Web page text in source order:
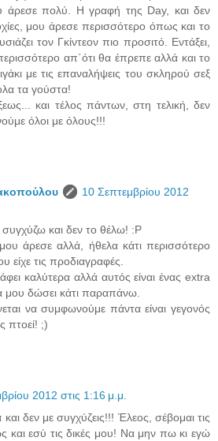
άρεσε πολύ. Η γραφή της Day, και δεν
μου άρεσε περισσότερο όπως και το
τον Γκίντεον πιο προσιτό. Εντάξει,
περισσότερο απ΄ότι θα έπρεπε αλλά και το
με τις επαναλήψεις του σκληρού σεξ
τα γούστα!
και τέλος πάντων, στη τελική, δεν
όλοι με όλους!!!
10 Σεπτεμβρίου 2012
και δεν το θέλω! :P
μου άρεσε αλλά, ήθελα κάτι περισσότερο
είχε τις προδιαγραφές.
καλύτερα αλλά αυτός είναι ένας extra
μου δώσει κάτι παραπάνω.
να συμφωνούμε πάντα είναι γεγονός
πτοεί! ;)
2012 στις 1:16 μ.μ.
δεν με συγχύζεις!!! Έλεος, σέβομαι τις
και εσύ τις δικές μου! Να μην πω κι εγώ